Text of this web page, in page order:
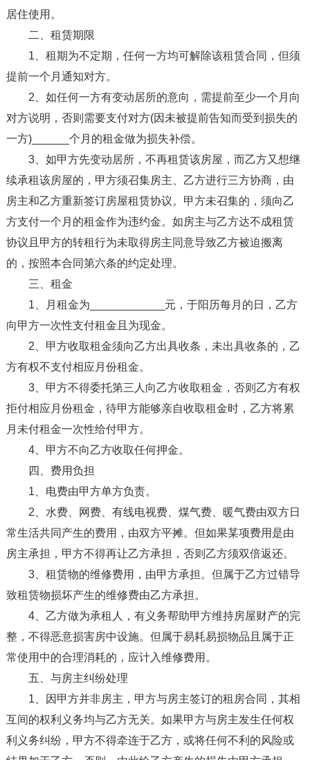
居住使用。
二、租赁期限
1、租期为不定期，任何一方均可解除该租赁合同，但须
提前一个月通知对方。
2、如任何一方有变动居所的意向，需提前至少一个月向
对方说明，否则需要支付对方(因未被提前告知而受到损失的
一方)______个月的租金做为损失补偿。
3、如甲方先变动居所，不再租赁该房屋，而乙方又想继
续承租该房屋的，甲方须召集房主、乙方进行三方协商，由
房主和乙方重新签订房屋租赁协议。甲方未召集的，须向乙
方支付一个月的租金作为违约金。如房主与乙方达不成租赁
协议且甲方的转租行为未取得房主同意导致乙方被迫搬离
的，按照本合同第六条的约定处理。
三、租金
1、月租金为____________元，于阳历每月的日，乙方
向甲方一次性支付租金且为现金。
2、甲方收取租金须向乙方出具收条，未出具收条的，乙
方有权不支付相应月份租金。
3、甲方不得委托第三人向乙方收取租金，否则乙方有权
拒付相应月份租金，待甲方能够亲自收取租金时，乙方将累
月未付租金一次性给付甲方。
4、甲方不向乙方收取任何押金。
四、费用负担
1、电费由甲方单方负责。
2、水费、网费、有线电视费、煤气费、暖气费由双方日
常生活共同产生的费用，由双方平摊。但如果某项费用是由
房主承担，甲方不得再让乙方承担，否则乙方须双倍返还。
3、租赁物的维修费用，由甲方承担。但属于乙方过错导
致租赁物损坏产生的维修费由乙方承担。
4、乙方做为承租人，有义务帮助甲方维持房屋财产的完
整，不得恶意损害房中设施。但属于易耗易损物品且属于正
常使用中的合理消耗的，应计入维修费用。
五、与房主纠纷处理
1、因甲方并非房主，甲方与房主签订的租房合同，其相
互间的权利义务均与乙方无关。如果甲方与房主发生任何权
利义务纠纷，甲方不得牵连于乙方，或将任何不利的风险或